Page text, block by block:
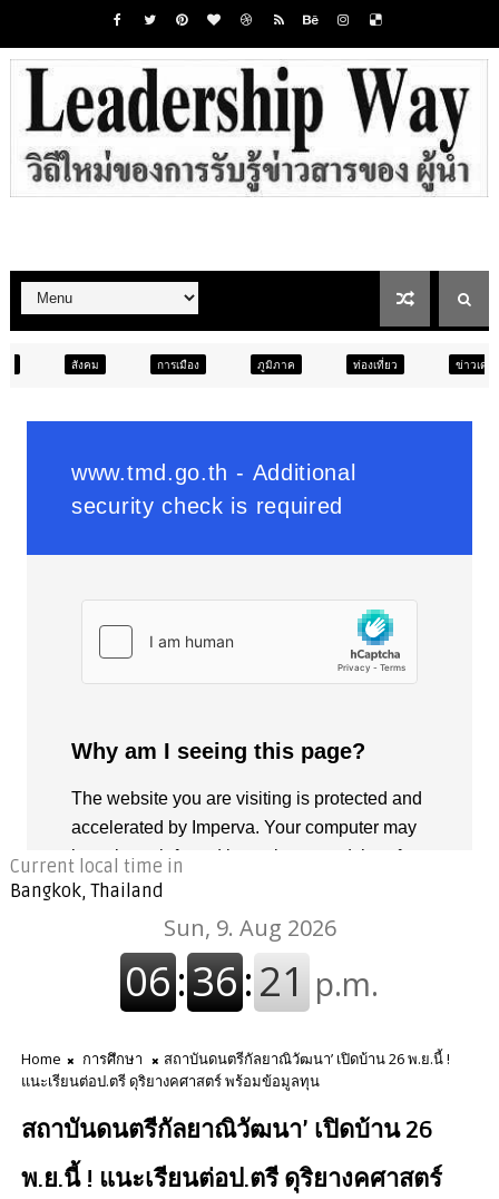
การเมือง ภูมิภาค ท่องเที่ยว ข่าวเด่น สังคม
Current local time in
Bangkok, Thailand
Home การศึกษา
สถาบันดนตรีกัลยาณิวัฒนา’ เปิดบ้าน 26 พ.ย.นี้ !
แนะเรียนต่อป.ตรี ดุริยางคศาสตร์ พร้อมข้อมูลทุน
สถาบันดนตรีกัลยาณิวัฒนา’ เปิดบ้าน 26
พ.ย.นี้ ! แนะเรียนต่อป.ตรี ดุริยางคศาสตร์